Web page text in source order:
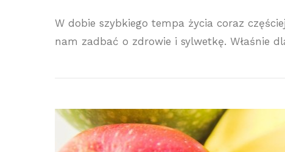
W dobie szybkiego tempa życia coraz
nam zadbać o zdrowie i sylwetkę. Właśnie